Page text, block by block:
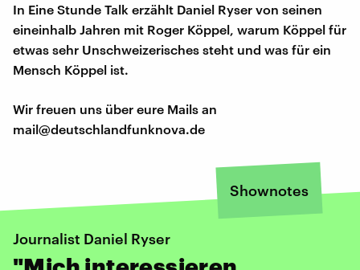
In Eine Stunde Talk erzählt Daniel Ryser von seinen
eineinhalb Jahren mit Roger Köppel, warum Köppel für
etwas sehr Unschweizerisches steht und was für ein
Mensch Köppel ist.
Wir freuen uns über eure Mails an
mail@deutschlandfunknova.de
Shownotes
Journalist Daniel Ryser